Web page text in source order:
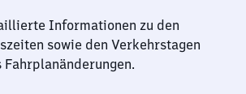
Informationen zu den
sowie den Verkehrstagen